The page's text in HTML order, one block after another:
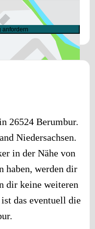
anfordern
26524 Berumbur.
Niedersachsen.
in der Nähe von
haben, werden dir
dir keine weiteren
das eventuell die
.